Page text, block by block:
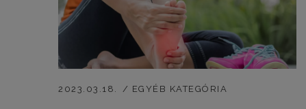
2023.03.18. EGYÉB KATEGÓRIA